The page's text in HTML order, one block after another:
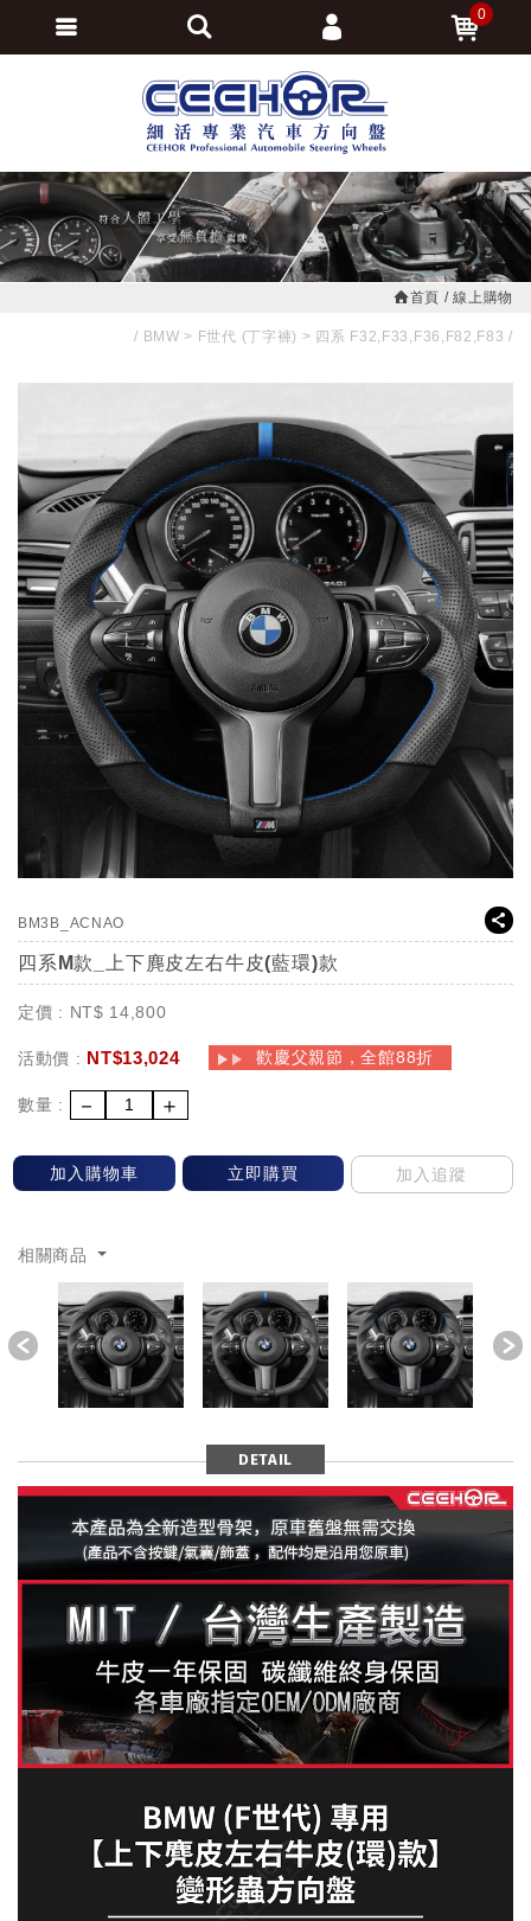
首頁 線上購物
BMW F世代 (丁字褲) 四系 F32,F33,F36,F82,F83
BM3B_ACNAO
四系M款_上下麂皮左右牛皮(藍環)款
定價 : NT$ 14,800
活動價 : NT$13,024 歡慶父親節，全館88折
數量 : － ＋
加入購物車 立即購買 加入追蹤
相關商品
Previous
DETAIL
0
會員登入
會員註冊
訂單查詢
追蹤清單
繁體中文